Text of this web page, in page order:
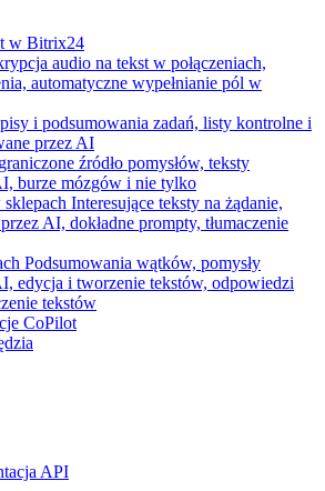
w Bitrix24
audio na tekst w połączeniach,
automatyczne wypełnianie pól w
i podsumowania zadań, listy kontrolne i
przez AI
źródło pomysłów, teksty
burze mózgów i nie tylko
Interesujące teksty na żądanie,
AI, dokładne prompty, tłumaczenie
Podsumowania wątków, pomysły
edycja i tworzenie tekstów, odpowiedzi
tekstów
CoPilot
API